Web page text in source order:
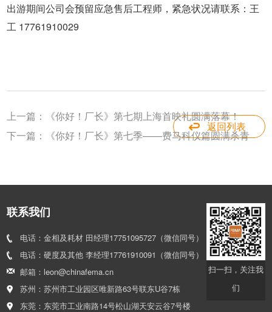
出游期间公司会预留应急售后工程师，紧急状况请联系：王
工 17761910029
上一篇：
《你好！厂长》第七期上海首映礼圆满落幕！
下一篇：
《你好！厂长》第七季——费马科仪篇圆满杀青
返回列表
联系我们
电话：金相及耗材 田经理17751095727（微信同号）
电话：硬度及其他 李经理17761910091（微信同号）
邮箱：leon@chinafema.cn
苏州：苏州市工业园区唯新路63号联东U谷7栋
东莞：东莞市工业南路14号松山湖天安云谷7号楼
扫一扫，关注我
们